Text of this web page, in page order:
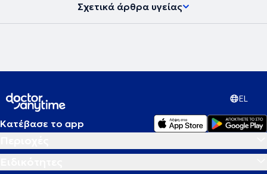
Σχετικά άρθρα υγείας
EL
Κατέβασε το app